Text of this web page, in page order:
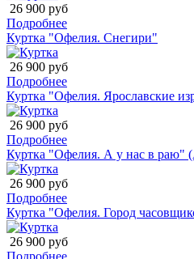
26 900 руб
Подробнее
Куртка "Офелия. Снегири"
26 900 руб
Подробнее
Куртка "Офелия. Ярославские
26 900 руб
Подробнее
Куртка "Офелия. А у нас в раю"
26 900 руб
Подробнее
Куртка "Офелия. Город
26 900 руб
Подробнее